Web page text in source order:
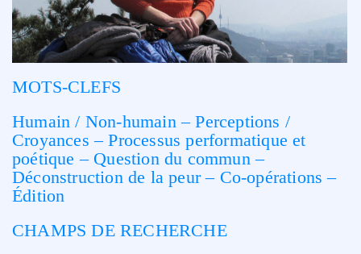
MOTS-CLEFS
Humain / Non-humain – Perceptions /
Croyances – Processus performatique et
poétique – Question du commun –
Déconstruction de la peur – Co-opérations –
Édition
CHAMPS DE RECHERCHE